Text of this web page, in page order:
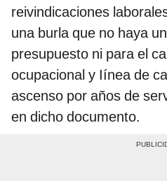
reivindicaciones
una burla que no haya
presupuesto ni para el
ocupacional y Iínea de
ascenso por años de
en dicho documento.